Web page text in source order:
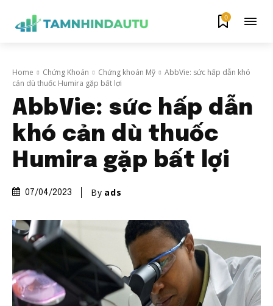
0
Home Chứng Khoán Chứng khoán Mỹ
AbbVie: sức hấp dẫn khó
cản dù thuốc Humira gặp bất lợi
AbbVie: sức hấp dẫn
khó cản dù thuốc
Humira gặp bất lợi
07/04/2023 By ads